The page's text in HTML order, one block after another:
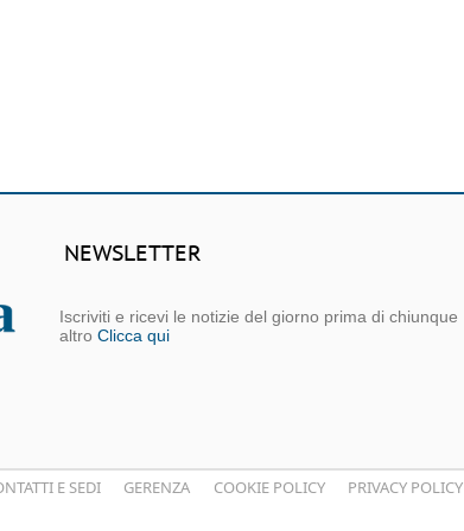
NEWSLETTER
Iscriviti e ricevi le notizie del giorno prima di chiunque
altro Clicca qui
E SEDI GERENZA COOKIE POLICY PRIVACY POLICY